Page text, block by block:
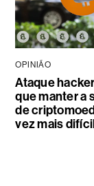
OPINIÃO
Ataque
que manter a
de
vez mais